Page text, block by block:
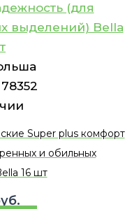
(для
выделений) Bella
78352
Super plus комфорт
и обильных
16 шт